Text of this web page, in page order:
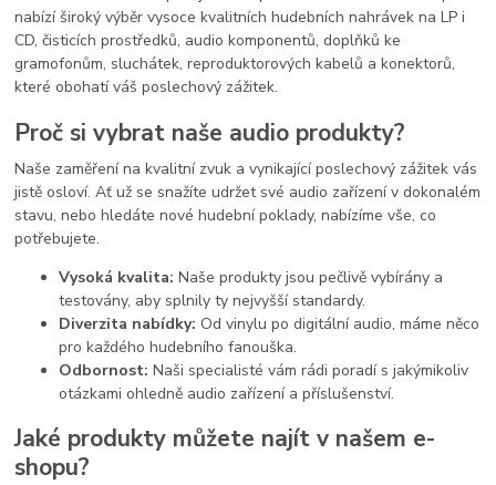
nabízí široký výběr vysoce kvalitních hudebních nahrávek na LP i
CD, čisticích prostředků, audio komponentů, doplňků ke
gramofonům, sluchátek, reproduktorových kabelů a konektorů,
které obohatí váš poslechový zážitek.
Proč si vybrat naše audio produkty?
Naše zaměření na kvalitní zvuk a vynikající poslechový zážitek vás
jistě osloví. Ať už se snažíte udržet své audio zařízení v dokonalém
stavu, nebo hledáte nové hudební poklady, nabízíme vše, co
potřebujete.
Vysoká kvalita: Naše produkty jsou pečlivě vybírány a
testovány, aby splnily ty nejvyšší standardy.
Diverzita nabídky: Od vinylu po digitální audio, máme něco
pro každého hudebního fanouška.
Odbornost: Naši specialisté vám rádi poradí s jakýmikoliv
otázkami ohledně audio zařízení a příslušenství.
Jaké produkty můžete najít v našem e-
shopu?